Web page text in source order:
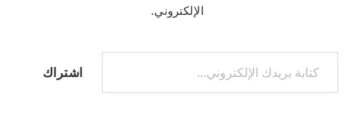
الإلكتروني.
كتابة بريدك الإلكتروني...
اشتراك